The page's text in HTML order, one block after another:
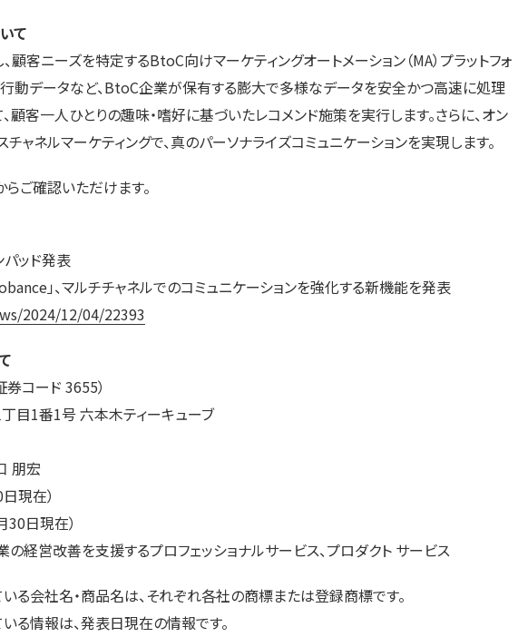
て
顧客ニーズを特定するBtoC向けマーケティングオートメーション（MA）プラットフォ
行動データなど、BtoC企業が保有する膨大で多様なデータを安全かつ高速に処理
顧客一人ひとりの趣味・嗜好に基づいたレコメンド施策を実行します。さらに、オン
チャネルマーケティングで、真のパーソナライズコミュニケーションを実現します。
らご確認いただけます。
ッド発表
」、マルチチャネルでのコミュニケーションを強化する新機能を発表
2024/12/04/22393
コード 3655）
目1番1号 六本木ティーキューブ
朋宏
現在）
30日現在）
経営改善を支援するプロフェッショナルサービス、プロダクト サービス
る会社名・商品名は、それぞれ各社の商標または登録商標です。
る情報は、発表日現在の情報です。